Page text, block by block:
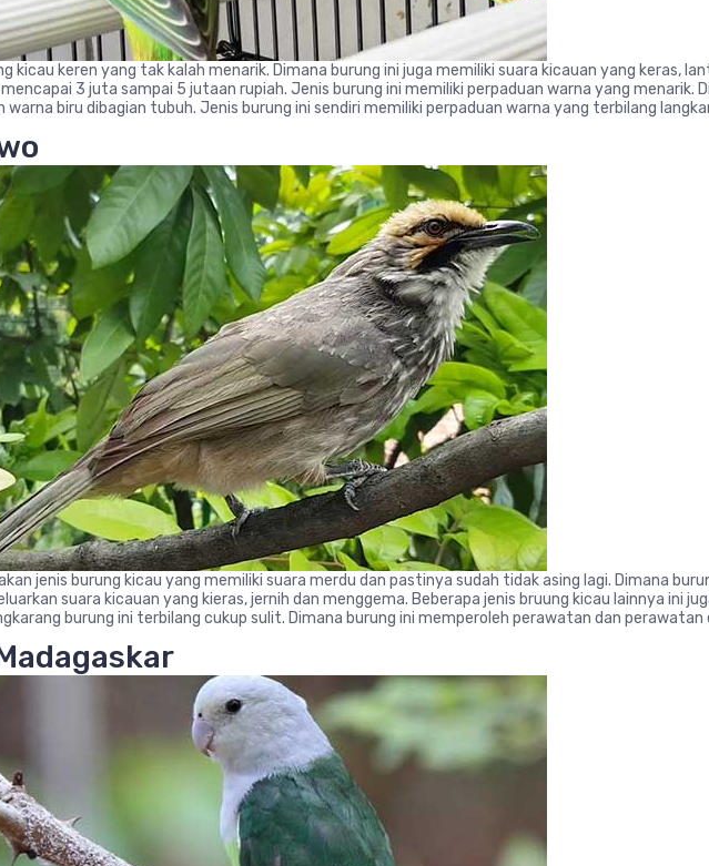
kicau keren yang tak kalah menarik. Dimana burung ini juga memiliki suara kicauan yang keras,
3 juta sampai 5 jutaan rupiah. Jenis burung ini memiliki perpaduan warna yang menarik.
warna biru dibagian tubuh. Jenis burung ini sendiri memiliki perpaduan warna yang terbilang
jenis burung kicau yang memiliki suara merdu dan pastinya sudah tidak asing lagi. Dimana
suara kicauan yang kieras, jernih dan menggema. Beberapa jenis bruung kicau lainnya ini
burung ini terbilang cukup sulit. Dimana burung ini memperoleh perawatan dan